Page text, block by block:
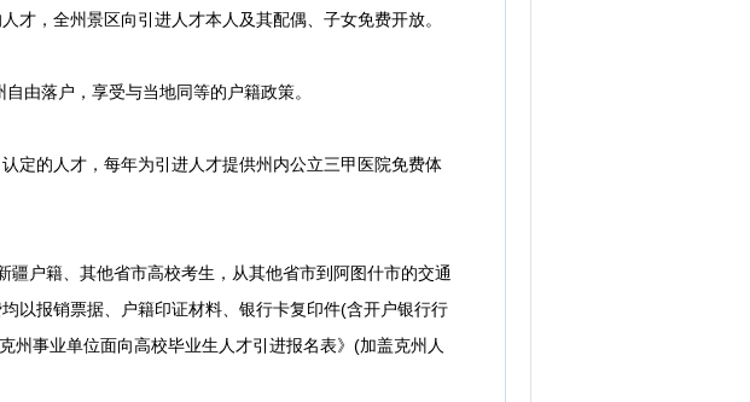
，全州景区向引进人才本人及其配偶、子女免费开放。
落户，享受与当地同等的户籍政策。
的人才，每年为引进人才提供州内公立三甲医院免费体
户籍、其他省市高校考生，从其他省市到阿图什市的交通
以报销票据、户籍印证材料、银行卡复印件(含开户银行行
事业单位面向高校毕业生人才引进报名表》(加盖克州人